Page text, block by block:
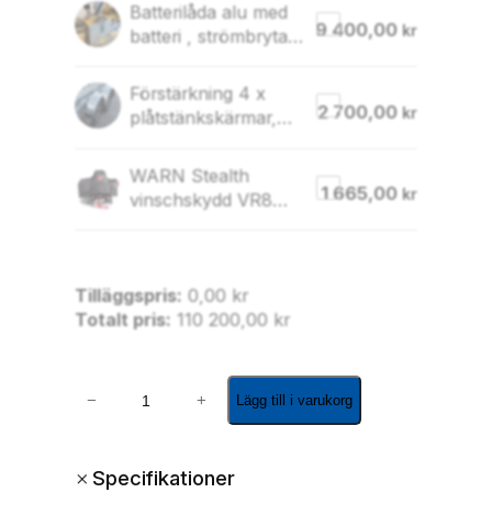
Batterilåda alu med
batteri , strömbrytare
9 400,00 kr
Förstärkning 4 x
plåtstänkskärmar,
2 700,00 kr
WARN Stealth
vinschskydd VR8
1 665,00 kr
Tilläggspris: 0,00 kr
Totalt pris: 110 200,00 kr
3
− + Lägg till i varukorg
+Specifikationer